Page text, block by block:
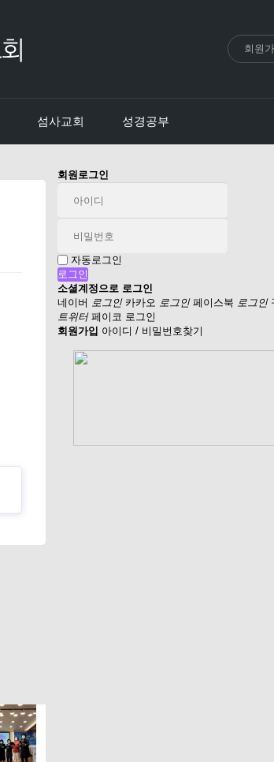
회원
섬사교회 성경공부
회원로그인
자동로그인
소셜계정으로 로그인
네이버 로그인 카카오 로그인 페이스북 로그인
트위터 페이코 로그인
회원가입 아이디 / 비밀번호찾기